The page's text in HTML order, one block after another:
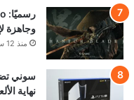
وجاهزة
منذ 12 ساعة
نهاية